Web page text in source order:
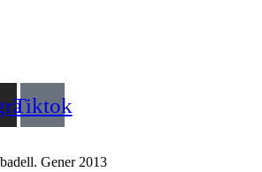
Tiktok
Gener 2013